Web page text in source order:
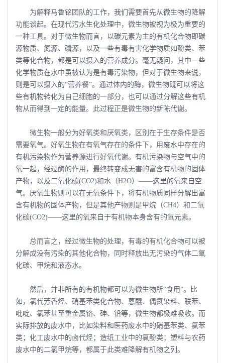
为解释马鲁铭团队的工作，我们需要首先从微生物的降解
功能谈起。在现代污水生化处理中，微生物被视为极为重要的
一种工具。对于微生物而言，以碳元素为主的有机化合物即碳
源物质、氮源、磷源，以及一些有毒有害化学物质如酚类、苯
类等化合物，都是可以摄入的营养成分。毫无疑问，其中一些
化学物质在水中虽被认为是有毒污染物，但对于微生物来说，
则是可以摄入的“营养餐”。通过体内的酶，微生物既可以将这
些有机物转化为自己细胞的一部分，也可以通过分解这些有机
物从而得到一定的能量。此过程正是微生物的新陈代谢。
微生物一般分为好氧类和厌氧类，区别在于生存条件是否
需要氧气。好氧生物在有氧气存在的条件下，用废水中存在的
有机污染物作为营养源进行好氧代谢。有机污染物与空气中的
氧一起，经过酶的作用，最终转变成无害的富含有机物的固体
产物，以及二氧化碳(CO2)和水（H2O）――这里的氧来自空
气。厌氧生物则可以在无氧条件下，将有机物质同样分解出富
含有机物的固体产物，但是其他产物则是甲烷（CH4）和二氧
化碳(CO2)――这里的氧来自于有机物本身含有的氧元素。
总而言之，经过微生物的处理，有毒的有机化合物可以被
分解成没有污染的其他化合物，同时释放出无污染的气体二氧
化碳、甲烷和液态水。
然后，并非所有的有机物都可以为微生物所“食用”。比
如，氯代芳香烃、硝基苯类化合物、蒽醌、偶氮染料、联苯、
吡啶、氯苯甚至重金属铬、砷、铅等，微生物都极难吸收。而
实际排放的废水中，比如染料和医药废水中的硝基苯类、氯苯
类；化工废水中的卤代烃；造纸工业中的氯酚类；塑料与农药
废水中的二氯甲烷等，都属于此类难降解有机物之列。